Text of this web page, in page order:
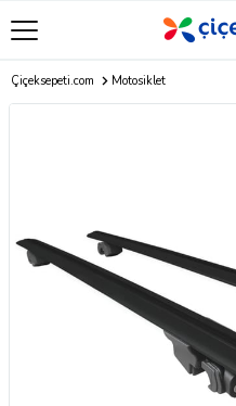
Çiçeksepeti.com Motosiklet